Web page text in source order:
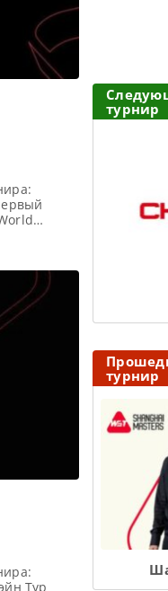
каждого
Тур
турнир
турнир